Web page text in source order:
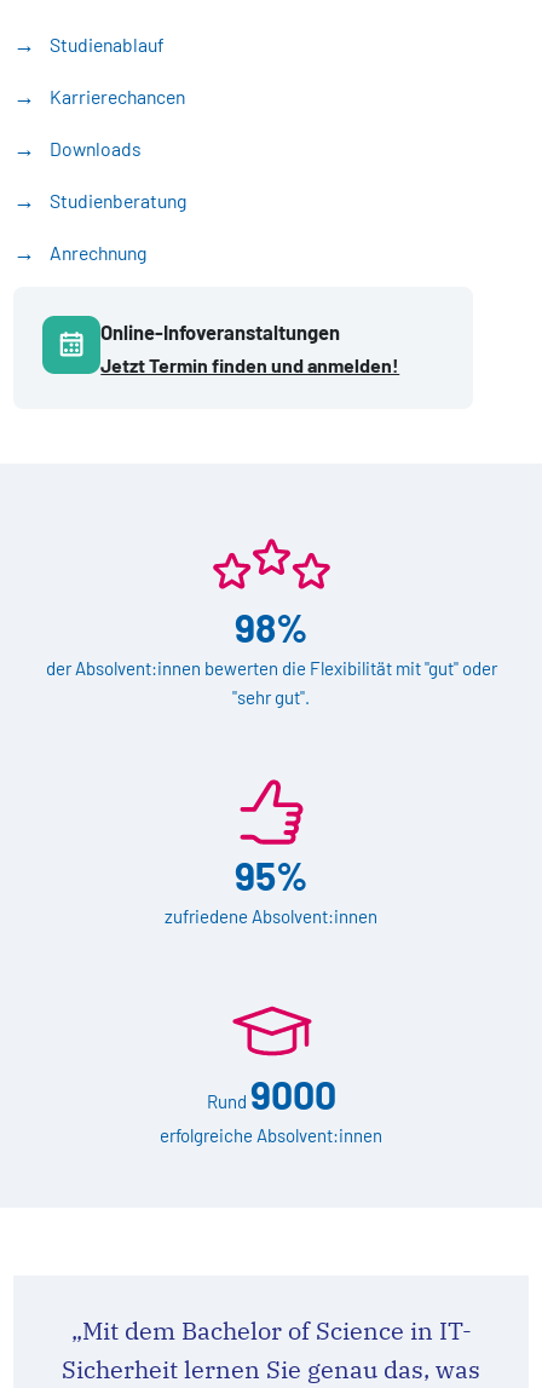
Studienablauf
Karrierechancen
Downloads
Studienberatung
Anrechnung
Online-Infoveranstaltungen
Jetzt Termin finden und anmelden!
98%
der Absolvent:innen bewerten die Flexibilität mit "gut" oder
"sehr gut".
95%
zufriedene Absolvent:innen
Rund 9000
erfolgreiche Absolvent:innen
„Mit dem Bachelor of Science in IT-
Sicherheit lernen Sie genau das, was